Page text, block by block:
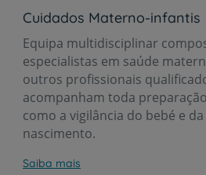
Cuidados Materno-infantis
Equipa multidisciplinar
especialistas em saúde
outros profissionais
acompanham toda
como a vigilância do bebé e
nascimento.
Saiba mais